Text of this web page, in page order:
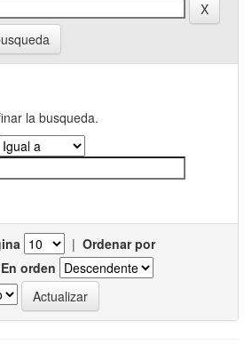
la busqueda.
| Ordenar por
En orden